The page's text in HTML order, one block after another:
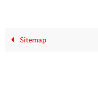
Sitemap